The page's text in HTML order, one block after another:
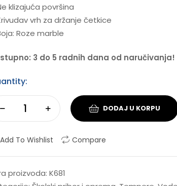
klizajuća površina
vrh za držanje četkice
Roze marble
3 do 5 radnih dana od naručivanja!
DODAJ U KORPU
Add To Wishlist Compare
proizvoda: K681